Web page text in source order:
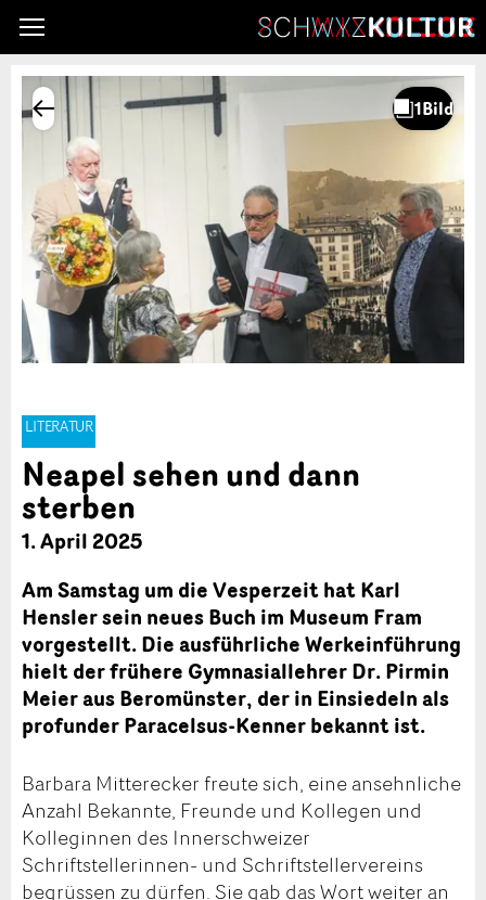
LITERATUR
Neapel sehen und dann
sterben
1. April 2025
Am Samstag um die Vesperzeit hat Karl
Hensler sein neues Buch im Museum Fram
vorgestellt. Die ausführliche Werkeinführung
hielt der frühere Gymnasiallehrer Dr. Pirmin
Meier aus Beromünster, der in Einsiedeln als
profunder Paracelsus-Kenner bekannt ist.
Barbara Mitterecker freute sich, eine ansehnliche
Anzahl Bekannte, Freunde und Kollegen und
Kolleginnen des Innerschweizer
Schriftstellerinnen- und Schriftstellervereins
begrüssen zu dürfen. Sie gab das Wort weiter an